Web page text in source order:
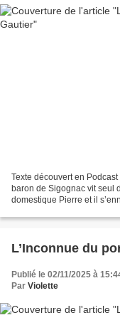
Texte découvert en
baron de Sigognac vit seul
domestique Pierre et il
L’Inconnue du
Publié le 02/11/2025 à
Par Violette